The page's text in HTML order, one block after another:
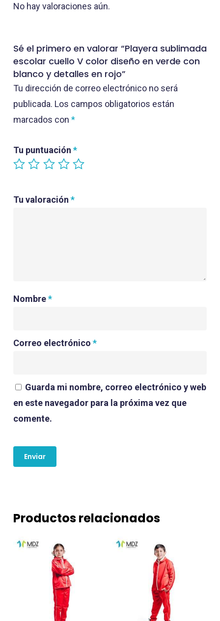
No hay valoraciones aún.
Sé el primero en valorar “Playera sublimada
escolar cuello V color diseño en verde con
blanco y detalles en rojo”
Tu dirección de correo electrónico no será
publicada. Los campos obligatorios están
marcados con *
Tu puntuación *
Tu valoración *
Nombre*
Correo electrónico *
Guarda mi nombre, correo electrónico y web
en este navegador para la próxima vez que
comente.
Productos relacionados